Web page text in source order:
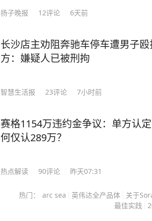
颗子弹……… 还比如，康熙六下江南的目的是什么，岳飞为什么必须死，秦始皇为什
么焚书坑儒，武则天是怎么成功上位的......
刺青是朝堂博弈的棋子。 书里全是被删减的真人秀：皇子凌晨三点背书错字挨揍，大
诗人白天写忧国诗晚上砸钱逛青楼。（免责
知道，曾经以为的历史不过是粉饰太
度问题，这本书后续可能不会再增发，喜欢历史的
扬子晚报 12评论 6天前
长沙店主劝阻奔驰车停车遭男子
方：嫌疑人已被刑拘
智慧生活报 23评论 7小时前
赛格1154万违约金争议：单方认
何仅认289万？
热点解读 90评论 昨天07:31
热门： arc sea 英伟达全产品体 关于
最佳实践